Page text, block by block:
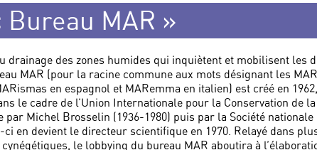
MAR »
drainage des zones humides qui inquiètent et mobilisent les
MAR (pour la racine commune aux mots désignant les
en espagnol et MARemma en italien) est créé en
le cadre de l’Union Internationale pour la Conservation de
par Michel Brosselin (1936-1980) puis par la Société nationale
en devient le directeur scientifique en 1970. Relayé dans
le lobbying du bureau MAR aboutira à